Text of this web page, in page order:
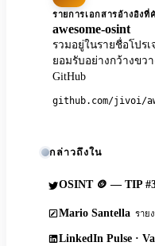
รายการเอกสารอ้างอิงที่
awesome-osint
รวมอยู่ในรายชื่อโปรเ
ยอมรับอย่างกว้างขว
GitHub
github.com/jivoi/
กล่าวถึงใน
OSINT 🪙 — TIP
Mario Santella ราย
LinkedIn Pulse ·